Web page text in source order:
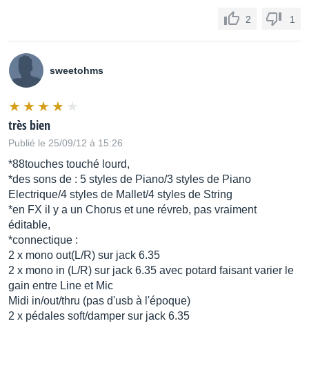
2 1
sweetohms
très bien
Publié le 25/09/12 à 15:26
*88touches touché lourd,
*des sons de : 5 styles de Piano/3 styles de Piano
Electrique/4 styles de Mallet/4 styles de String
*en FX il y a un Chorus et une révreb, pas vraiment
éditable,
*connectique :
2 x mono out(L/R) sur jack 6.35
2 x mono in (L/R) sur jack 6.35 avec potard faisant varier le
gain entre Line et Mic
Midi in/out/thru (pas d'usb à l'époque)
2 x pédales soft/damper sur jack 6.35